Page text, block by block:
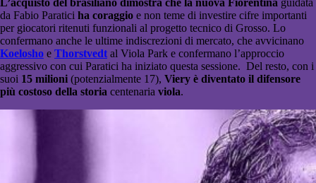
L’acquisto del brasiliano dimostra che la nuova Fiorentina guidata
da Fabio Paratici ha coraggio e non teme di investire cifre importanti
per giocatori ritenuti funzionali al progetto tecnico di Grosso. Lo
confermano anche le ultime indiscrezioni di mercato, che avvicinano
Koelosho e Thorstvedt al Viola Park e confermano l’approccio
aggressivo con cui Paratici ha iniziato questa sessione. Del resto, con i
suoi 15 milioni (potenzialmente 17), Viery è diventato il difensore
più costoso della storia centenaria viola.